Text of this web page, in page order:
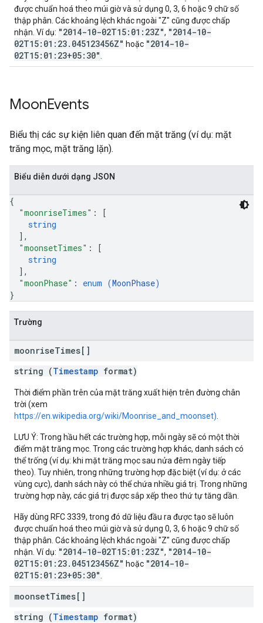
được chuẩn hoá theo múi giờ và sử dụng 0, 3, 6 hoặc 9 chữ số
thập phân. Các khoảng lệch khác ngoài "Z" cũng được chấp
nhận. Ví dụ: "2014-10-02T15:01:23Z", "2014-10-
02T15:01:23.045123456Z" hoặc "2014-10-
02T15:01:23+05:30"
MoonEvents
Biểu thị các sự kiện liên quan đến mặt trăng (ví dụ: mặt
trăng mọc, mặt trăng lặn).
Biểu diễn dưới dạng JSON
{
"moonriseTimes" :
[
string
] ,
"moonsetTimes" :
[
string
] ,
"moonPhase" : enum (MoonPhase)
}
Trường
moonriseTimes[]
string (Timestamp format)
Thời điểm phần trên của mặt trăng xuất hiện trên đường chân
trời (xem
https://en.wikipedia.org/wiki/Moonrise_and_moonset)
LƯU Ý: Trong hầu hết các trường hợp, mỗi ngày sẽ có một thời
điểm mặt trăng mọc. Trong các trường hợp khác, danh sách có
thể trống (ví dụ: khi mặt trăng mọc sau nửa đêm ngày tiếp
theo). Tuy nhiên, trong những trường hợp đặc biệt (ví dụ: ở các
vùng cực), danh sách này có thể chứa nhiều giá trị. Trong những
trường hợp này, các giá trị được sắp xếp theo thứ tự tăng dần.
Hãy dùng RFC 3339, trong đó dữ liệu đầu ra được tạo sẽ luôn
được chuẩn hoá theo múi giờ và sử dụng 0, 3, 6 hoặc 9 chữ số
thập phân. Các khoảng lệch khác ngoài "Z" cũng được chấp
nhận. Ví dụ: "2014-10-02T15:01:23Z", "2014-10-
02T15:01:23.045123456Z" hoặc "2014-10-
02T15:01:23+05:30"
moonsetTimes[]
string (Timestamp format)